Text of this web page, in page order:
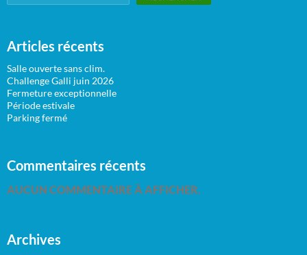
Articles récents
Salle ouverte sans clim.
Challenge Galli juin 2026
Fermeture exceptionnelle
Période estivale
Parking fermé
Commentaires récents
AUCUN COMMENTAIRE À AFFICHER.
Archives